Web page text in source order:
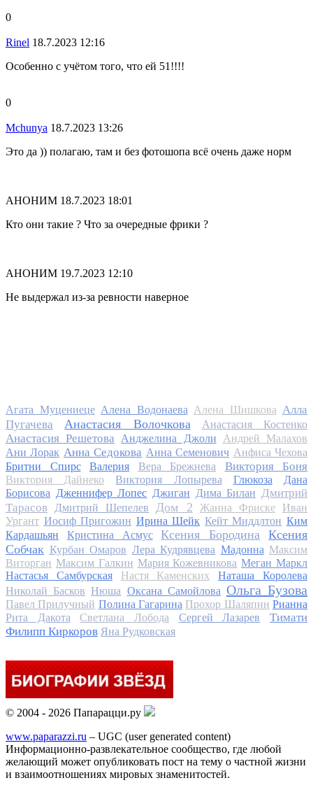
0
Rinel 18.7.2023 12:16
Особенно с учётом того, что ей 51!!!!
0
Mchunya 18.7.2023 13:26
Это да )) полагаю, там и без фотошопа всё очень даже норм
АНОНИМ 18.7.2023 18:01
Кто они такие ? Что за очередные фрики ?
АНОНИМ 19.7.2023 12:10
Не выдержал из-за ревности наверное
Агата Муцениеце Алена Водонаева Алена Шишкова Алла
Пугачева
Анастасия Волочкова Анастасия Костенко
Анастасия Решетова Анджелина Джоли
Андрей Малахов
Ани Лорак Анна Седокова Анна Семенович Анфиса Чехова
Бритни Спирс
Валерия Вера Брежнева Виктория Боня
Виктория Дайнеко Виктория Лопырева Глюкоза
Дана
Борисова Дженнифер Лопес Джиган Дима Билан Дмитрий
Тарасов
Дмитрий Шепелев Дом 2 Жанна Фриске
Иван
Ургант Иосиф Пригожин Ирина Шейк Кейт Миддлтон Ким
Кардашьян
Кристина Асмус Ксения Бородина
Ксения
Собчак Курбан Омаров Лера Кудрявцева Мадонна Максим
Виторган Максим Галкин Мария Кожевникова Меган Маркл
Настасья Самбурская
Настя Каменских
Наташа Королева
Николай Басков Нюша Оксана Самойлова Ольга Бузова
Павел Прилучный Полина Гагарина Прохор Шаляпин Рианна
Рита Дакота
Светлана Лобода Сергей Лазарев
Тимати
Филипп Киркоров Яна Рудковская
© 2004 - 2026 Папарацци.ру
www.paparazzi.ru – UGC (user generated content)
Информационно-развлекательное сообщество, где любой
желающий может опубликовать пост на тему о частной жизни
и взаимоотношениях мировых знаменитостей.